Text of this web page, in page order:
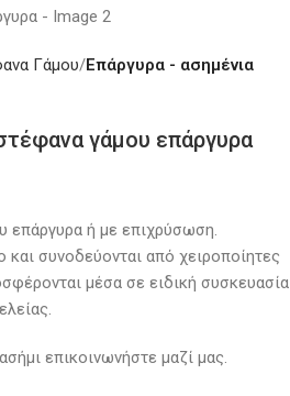
Γάμου Επάργυρα - ασημένια
γάμου επάργυρα
επάργυρα ή με επιχρύσωση.
και συνοδεύονται από χειροποίητες
μέσα σε ειδική συσκευασία
επικοινωνήστε μαζί μας.